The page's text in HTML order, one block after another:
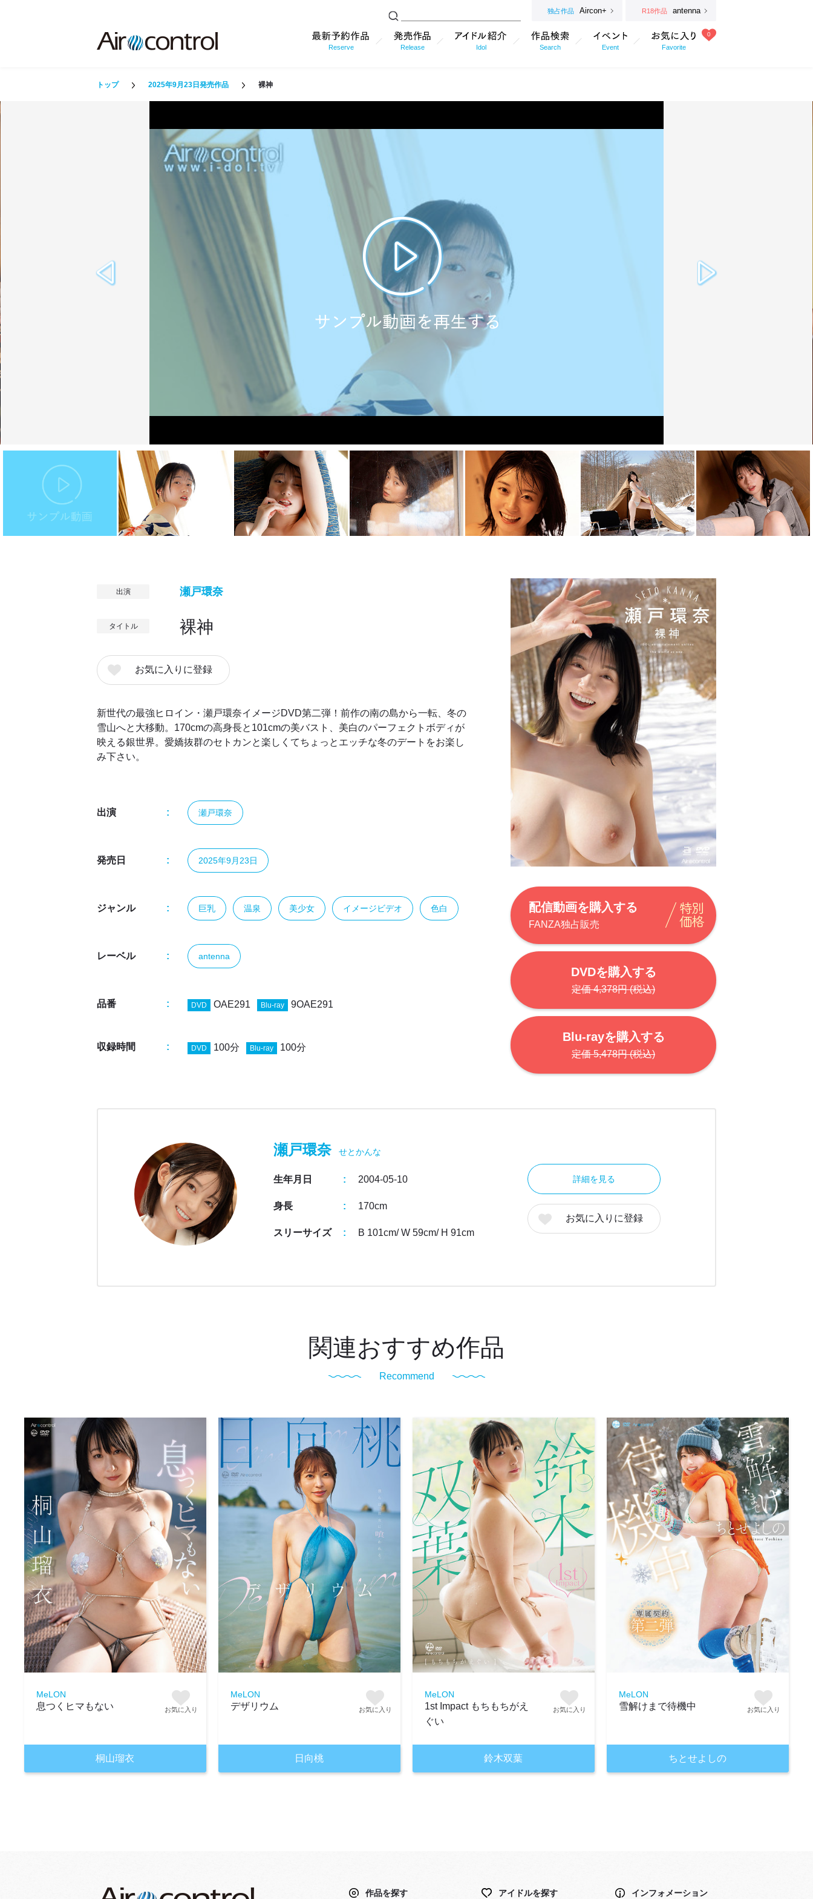
独占作品 Aircon+ R18作品 antenna
Reserve Release Idol Search Event Favorite
0
トップ 2025年9月23日発売作品 裸神
出演 瀬戸環奈
タイトル 裸神
お気に入りに登録
新世代の最強ヒロイン・瀬戸環奈イメージDVD第二弾！前作の南の島から一転、冬の
雪山へと大移動。170cmの高身長と101cmの美バスト、美白のパーフェクトボディが
映える銀世界。愛嬌抜群のセトカンと楽しくてちょっとエッチな冬のデートをお楽し
み下さい。
出演 瀬戸環奈
発売日 2025年9月23日
ジャンル 巨乳 温泉 美少女 イメージビデオ 色白
レーベル antenna
品番 DVD OAE291 Blu-ray 9OAE291
収録時間 DVD 100分 Blu-ray 100分
配信動画を購入する
FANZA独占販売
DVDを購入する
定価 4,378円 (税込)
Blu-rayを購入する
定価 5,478円 (税込)
瀬戸環奈 せとかんな
生年月日 2004-05-10
身長 170cm
スリーサイズ B 101cm/W 59cm/ H 91cm
詳細を見る
お気に入りに登録
関連おすすめ作品
Recommend
MeLON
息つくヒマもない お気に入り
桐山瑠衣
MeLON
デザリウム お気に入り
日向桃
MeLON
1st Impact もちもちがえ
ぐい
お気に入り
鈴木双葉
MeLON
雪解けまで待機中 お気に入り
ちとせよしの
作品を探す アイドルを探す インフォメーション